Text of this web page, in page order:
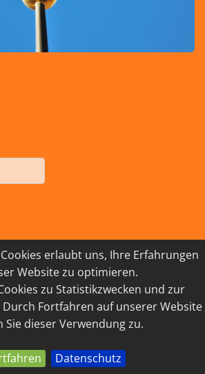
erlaubt uns, Ihre Erfahrungen
Website zu optimieren.
zu Statistikzwecken und zur
Fortfahren auf unserer Website
Sie dieser Verwendung zu.
Datenschutz
- Diözese Innsbruck
LINKSAMMLUNG
KONTAKT
powered by webEdition CMS